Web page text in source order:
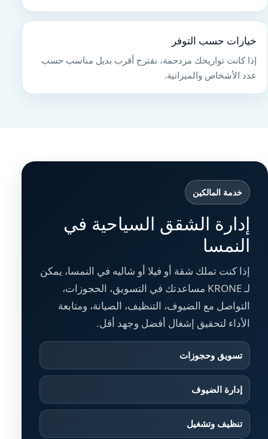
خيارات حسب التوفر
إذا كانت تواريخك مزدحمة، نقترح أقرب بديل مناسب حسب
عدد الأشخاص والميزانية.
خدمة المالكين
إدارة الشقق السياحية في
النمسا
إذا كنت تملك شقة أو فيلا أو شاليه في النمسا، يمكن
لـ KRONE مساعدتك في التسويق، الحجوزات،
التواصل مع الضيوف، التنظيف، الصيانة، ومتابعة
الأداء لتحقيق إشغال أفضل وجهد أقل.
تسويق وحجوزات
إدارة الضيوف
تنظيف وتشغيل